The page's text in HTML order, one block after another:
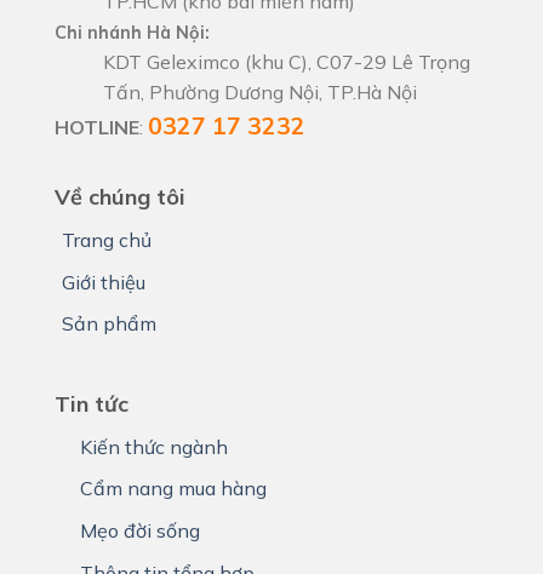
Chi nhánh Hà Nội:
KDT Geleximco (khu C), C07-29 Lê Trọng
Tấn, Phường Dương Nội, TP.Hà Nội
HOTLINE: 0327 17 3232
Về chúng tôi
Trang chủ
Giới thiệu
Sản phẩm
Tin tức
Kiến thức ngành
Cẩm nang mua hàng
Mẹo đời sống